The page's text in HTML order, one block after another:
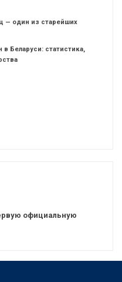
— один из старейших
Беларуси: статистика,
официальную